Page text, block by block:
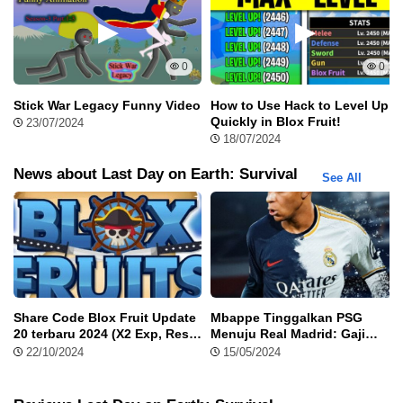
Earth Mod menu, maka akan ada
zombieyang berkeliling dan
menargetkan sobat sebagai mangsa mereka. Tidak perlu panik,
sobat bisa melihat inventory sobat dan menggunakan beberapa
senjata yang sebelumnya sudah sobat ambil. Dengan senjata
tersebut, sobat bisa membunuhzombieagar sobat tetap
bertahan hidup.
Selanjutnya dengan menggunakan MOD Last Day on Earth,
sobat bisa melakukancraftingdari
yang sudah dikumpulkan
sebelumnya. Karenaitemyang bisa dikumpulkan tidak terbatas,
maka sobat bisa melakukancrafting
apapun tanpa khawatir
bahan baku akan habis.
0
Stick War Legacy Funny Video
23/07/2024
0
How to Use Hack to Level Up
Quickly in Blox Fruit!
18/07/2024
News about Last Day on Earth: Survival See All
Share Code Blox Fruit Update
20 terbaru 2024 (X2 Exp, Reset
stats)
22/10/2024
Mbappe Tinggalkan PSG
Menuju Real Madrid: Gaji
hingga Nomer Punggung 10
15/05/2024